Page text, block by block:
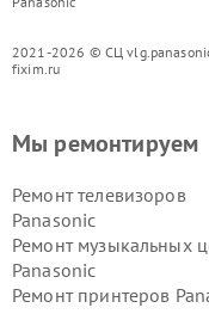
2021-2026 © СЦ
fixim.ru
Мы ремонтируем
Ремонт телевизоров
Panasonic
Ремонт музыкальных
Panasonic
Ремонт принтеров